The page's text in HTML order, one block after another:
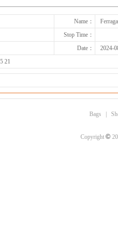
Name：
Stop Time：
Date：
2024-
21
Bags
Copyright ©